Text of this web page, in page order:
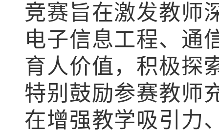
竞赛旨在激发教师
电子信息工程、通
育人价值，积极探
特别鼓励参赛教师
在增强教学吸引力